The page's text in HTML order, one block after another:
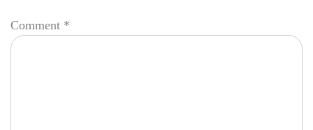
Comment *